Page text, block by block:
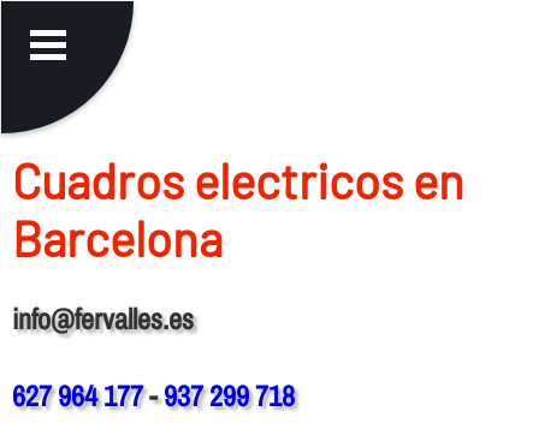
Cuadros electricos en
Barcelona
info@fervalles.es
627 964 177-937 299 718